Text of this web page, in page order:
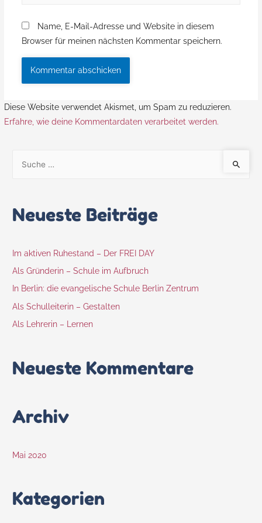
Name, E-Mail-Adresse und Website in diesem
Browser für meinen nächsten Kommentar speichern.
Diese Website verwendet Akismet, um Spam zu reduzieren.
Erfahre, wie deine Kommentardaten verarbeitet werden.
Neueste Beiträge
Im aktiven Ruhestand – Der FREI DAY
Als Gründerin – Schule im Aufbruch
In Berlin: die evangelische Schule Berlin Zentrum
Als Schulleiterin – Gestalten
Als Lehrerin – Lernen
Neueste Kommentare
Archiv
Mai 2020
Kategorien